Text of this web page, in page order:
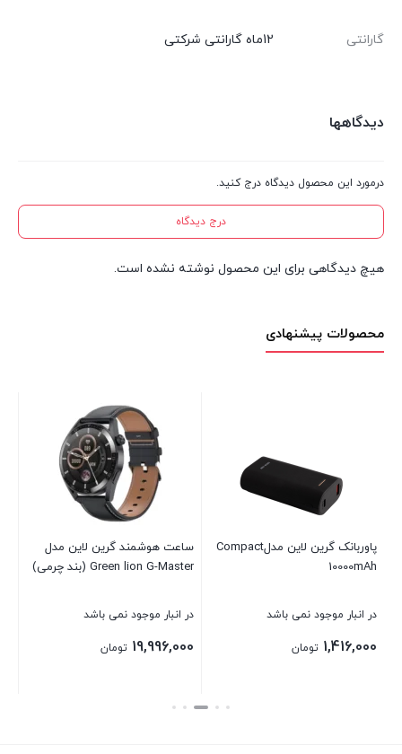
گارانتی 12ماه گارانتی شرکتی
دیدگاهها
درمورد این محصول دیدگاه درج کنید.
درج دیدگاه
هیچ دیدگاهی برای این محصول نوشته نشده است.
محصولات پیشنهادی
پاوربانک گرین لاین مدلCompact
10000mAh
در انبار موجود نمی باشد
1,416,000 تومان
ساعت هوشمند گرین لاین مدل
Green lion G-Master (بند چرمی)
در انبار موجود نمی باشد
19,996,000 تومان
بستن